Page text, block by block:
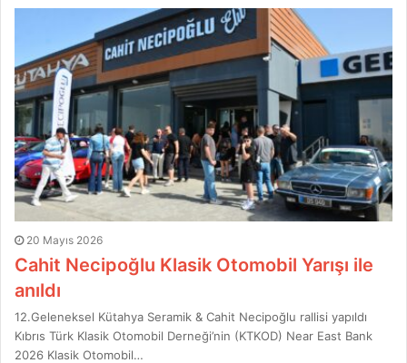
20 Mayıs 2026
Cahit Necipoğlu Klasik Otomobil Yarışı ile
anıldı
12.Geleneksel Kütahya Seramik & Cahit Necipoğlu rallisi yapıldı
Kıbrıs Türk Klasik Otomobil Derneği’nin (KTKOD) Near East Bank
2026 Klasik Otomobil…